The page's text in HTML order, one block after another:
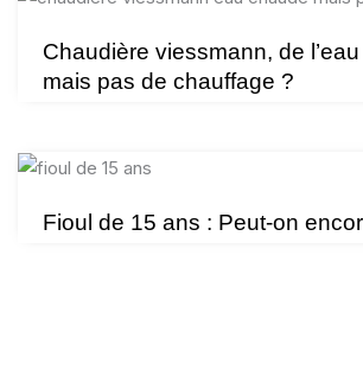
Chaudière viessmann, de
mais pas de chauffage ?
Fioul de 15 ans : Peut-on